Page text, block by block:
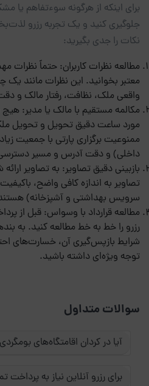
برای اینکه از هرگونه سوءتفاهم یا
جلوگیری کنید و یک تجربه رزرو
نکات را جدی بگیرید:
مطالعه نظرات کاربران: حتماً نظرات
معتبر بخوانید. این نظرات مانند یک
واقعی ملک، نظافت، رفتار مالک و
مکالمه مستقیم با مالک یا مدیر:
مورد ساعت دقیق تحویل و تحویل
ممنوعیت برگزاری پارتی با جمعیت
داخلی) و دقت آدرس و مسیر
بازبینی دقیق تصاویر: به تصاویر
تصاویر به اندازه کافی واضح،
سرویس بهداشتی و آشپزخانه)
مطالعه قرارداد با وسواس: قبل از
رزرو را خط به خط مطالعه کنید. به
شرایط بازپس‌گیری آن، خسارت‌های
توجه ویژه‌ای داشته باشید.
سوالات متداول
آیا در کردان اقامتگاه‌های
برای رزرو آنلاین نیاز به